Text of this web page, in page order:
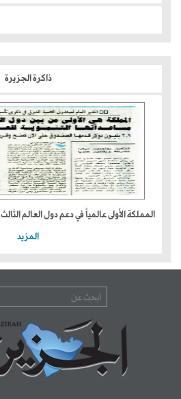
ذاكرة الجزيرة
المملكة الأولى عالمياً في دعم دول العالم الثالث
المزيد